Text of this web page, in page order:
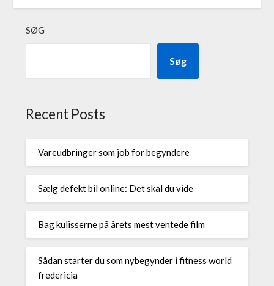
SØG
Søg
Recent Posts
Vareudbringer som job for begyndere
Sælg defekt bil online: Det skal du vide
Bag kulisserne på årets mest ventede film
Sådan starter du som nybegynder i fitness world
fredericia